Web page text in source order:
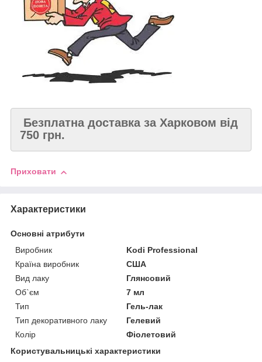
Безплатна доставка за Харковом від
750 грн.
Приховати
Характеристики
Основні атрибути
Виробник
Kodi Professional
Країна виробник
США
Вид лаку
Глянсовий
Об`єм
7 мл
Тип
Гель-лак
Тип декоративного лаку
Гелевий
Колір
Фіолетовий
Користувальницькі характеристики